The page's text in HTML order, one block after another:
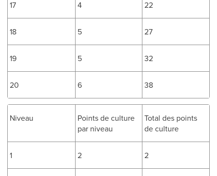
17 4 22
18 5 27
19 5 32
20 6 38
Niveau
Points de culture
par niveau
Total des points
de culture
1 2 2